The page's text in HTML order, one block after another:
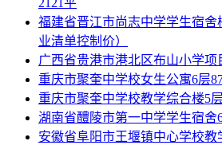
福建省晋江市尚志中学学生宿舍
业清单控制价）
广西省贵港市港北区布山小学项
重庆市聚奎中学校女生公寓6层
重庆市聚奎中学校教学综合楼5层
湖南省醴陵市第一中学学生宿舍
安徽省阜阳市王堰镇中心学校教